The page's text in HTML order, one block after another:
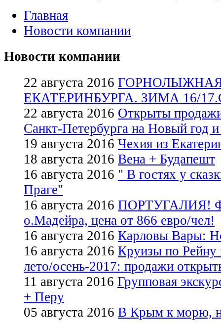
Главная
Новости компании
Новости компании
22 августа 2016
ЕКАТЕРИНБУРГА. ЗИМА 16/
22 августа 2016 Открыты
Санкт-Петербурга на Новый год
19 августа 2016 Чехия из
18 августа 2016 Вена + Будапешт
16 августа 2016 " В гостях у
Праге"
16 августа 2016 ПОРТУГАЛИЯ!
о.Мадейра, цена от 866 евро/чел!
16 августа 2016 Карловы Вары:
16 августа 2016 Круизы по Рейну
лето/осень-2017: продажи
11 августа 2016 Групповая
+ Перу
05 августа 2016 В Крым к морю,